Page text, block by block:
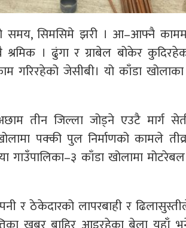
समय, सिमसिमे झरी । आ–आफ्नै
। ढुंगा र ग्राबेल बोकेर
गरिरहेको जेसीबी। यो काँडा
तीन जिल्ला जोड्ने एउटै मार्ग
पक्की पुल निर्माणको कामले
गाउँपालिका–३ काँडा खोलामा
र ठेकेदारको लापरबाही र ढिलासुस्तीले